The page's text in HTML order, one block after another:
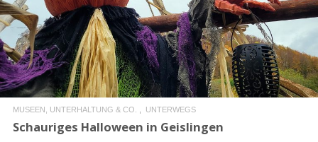
READ MORE
MUSEEN, UNTERHALTUNG & CO. UNTERWEGS
Schauriges Halloween in Geislingen